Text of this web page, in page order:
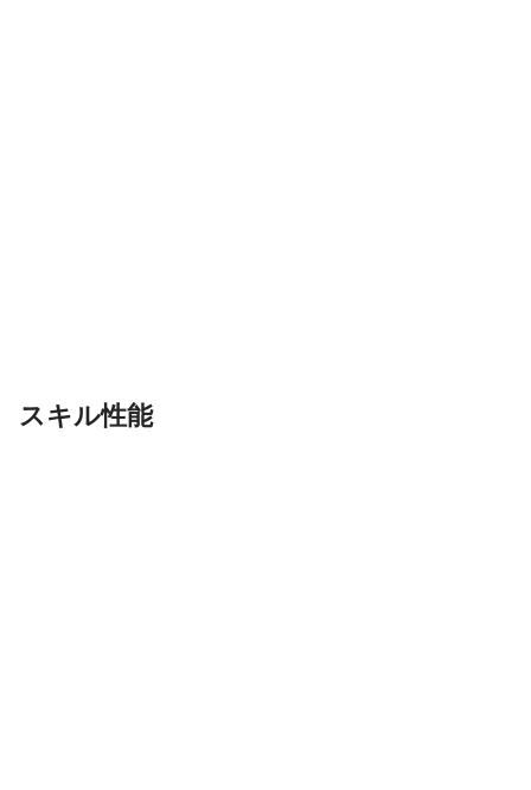
スキル性能